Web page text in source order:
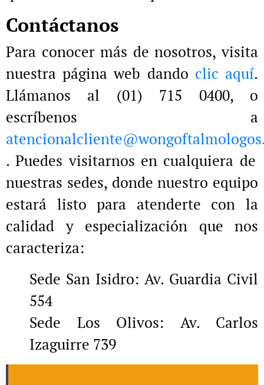
Contáctanos
Para conocer más de nosotros, visita
nuestra página web dando clic aquí.
Llámanos al (01) 715 0400, o
escríbenos a
. Puedes visitarnos en cualquiera de
nuestras sedes, donde nuestro equipo
estará listo para atenderte con la
calidad y especialización que nos
caracteriza:
Sede San Isidro: Av. Guardia Civil
554
Sede Los Olivos: Av. Carlos
Izaguirre 739